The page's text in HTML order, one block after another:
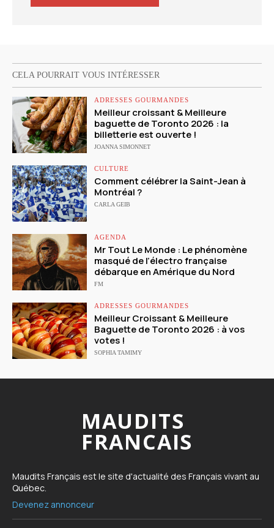
CELA POURRAIT VOUS INTÉRESSER
ADRESSES GOURMANDES
Meilleur croissant & Meilleure
baguette de Toronto 2026 : la
billetterie est ouverte !
JOANNA SIMONNET
CULTURE
Comment célébrer la Saint-Jean à
Montréal ?
CARLA GEIB
AGENDA
Mr Tout Le Monde : Le phénomène
masqué de l’électro française
débarque en Amérique du Nord
FM
ADRESSES GOURMANDES
Meilleur Croissant & Meilleure
Baguette de Toronto 2026 : à vos
votes !
SOPHIA TAMIMY
MAUDITS
FRANCAIS
Maudits Français est le site d'actualité des Français vivant au
Québec.
Devenez annonceur